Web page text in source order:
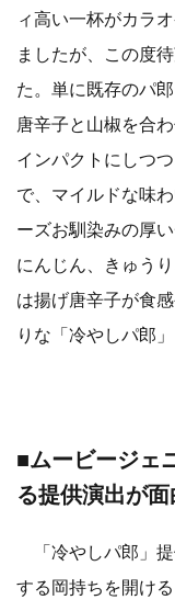
ィ高い一杯がカラ
ましたが、この度
た。単に既存のパ
唐辛子と山椒を合
インパクトにしつ
で、マイルドな味
ーズお馴染みの厚
にんじん、きゅう
は揚げ唐辛子が食
りな「冷やしパ郎
■ムービージェ
る提供演出が面
「冷やしパ郎」提
する岡持ちを開け